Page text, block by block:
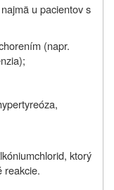
u pacientov s
(napr.
ktorý
reakcie.